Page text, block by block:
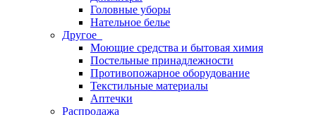
Головные уборы
Нательное белье
Другое
Моющие средства и бытовая химия
Постельные принадлежности
Противопожарное оборудование
Текстильные материалы
Аптечки
Распродажа